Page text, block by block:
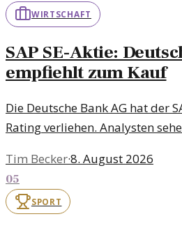
WIRTSCHAFT
SAP SE-Aktie:
empfiehlt zum Kauf
Die Deutsche Bank AG hat der
Rating verliehen. Analysten
Tim Becker·8. August 2026
05
SPORT